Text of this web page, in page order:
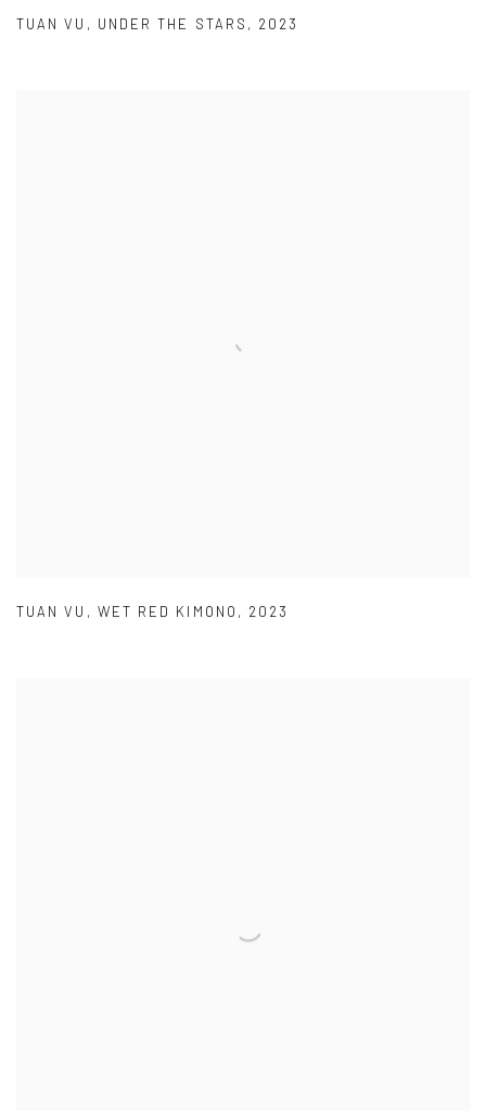
TUAN VU , UNDER THE STARS , 2023
TUAN VU , WET RED KIMONO , 2023